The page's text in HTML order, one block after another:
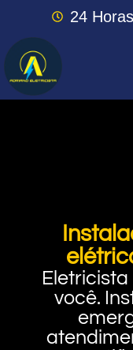
24 Horas
você.